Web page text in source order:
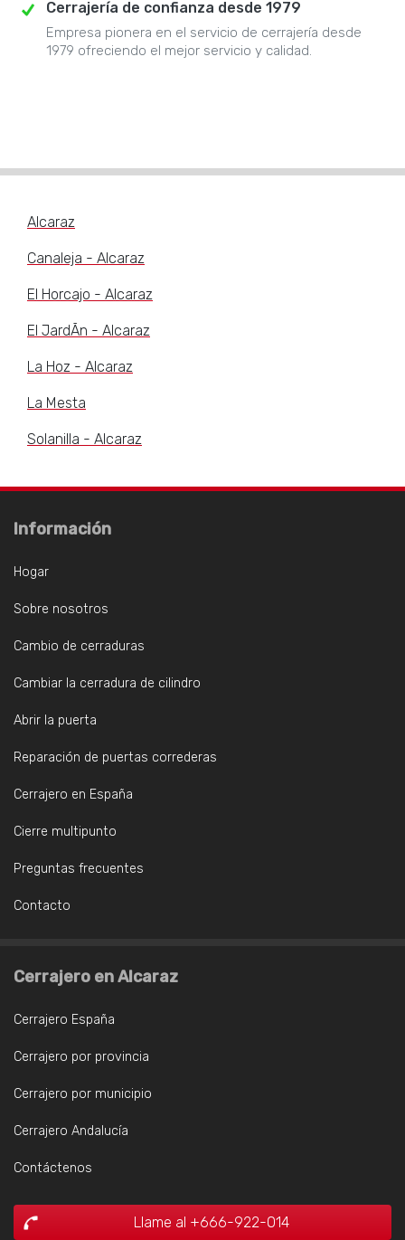
Cerrajería de confianza desde 1979
Empresa pionera en el servicio de cerrajería desde
1979 ofreciendo el mejor servicio y calidad.
Alcaraz
Canaleja - Alcaraz
El Horcajo - Alcaraz
El JardÃn - Alcaraz
La Hoz - Alcaraz
La Mesta
Solanilla - Alcaraz
Información
Hogar
Sobre nosotros
Cambio de cerraduras
Cambiar la cerradura de cilindro
Abrir la puerta
Reparación de puertas correderas
Cerrajero en España
Cierre multipunto
Preguntas frecuentes
Contacto
Cerrajero en Alcaraz
Cerrajero España
Cerrajero por provincia
Cerrajero por municipio
Cerrajero Andalucía
Contáctenos
Llame al +666-922-014